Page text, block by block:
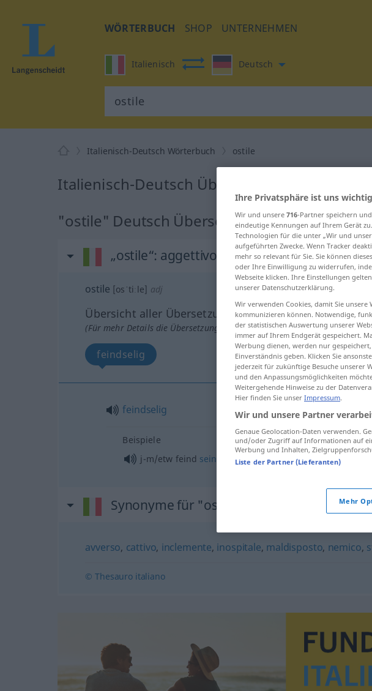
WÖRTERBUCH SHOP UNTERNEHMEN
Italienisch Deutsch
Italienisch-Deutsch Wörterbuch ostile
Italienisch-Deutsch Übersetzung für "ostile"
"ostile" Deutsch Übersetzung
„ostile“: aggettivo
ostile [osˈtiːle] adj
Übersicht aller Übersetzungen
(Für mehr Details die Übersetzung anklicken/antippen)
feindselig
feindselig
Beispiele
j-m/etw feind sein
Synonyme für "ostile"
avverso, cattivo, inclemente, inospitale, maldisposto, nemico,
© Thesauro italiano
Ihre Privatsphäre ist uns wichtig
Wir und unsere 716-Partner speichern
eindeutige Kennungen auf Ihrem Gerät
Technologien für die unter „Wir und
aufgeführten Zwecke. Wenn Tracker
mehr so relevant für Sie. Sie können
oder Ihre Einwilligung zu widerrufen,
Webseite klicken. Ihre Einstellungen
unserer Datenschutzerklärung.
Wir verwenden Cookies, damit Sie
kommunizieren können. Notwendige,
der statistischen Auswertung unserer
immer auf Ihrem Endgerät gespeichert.
Werbung dienen, werden nur
Einverständnis geben. Klicken Sie
jederzeit für zukünftige Besuche unserer
und den Anpassungsmöglichkeiten
Weitergehende Hinweise zu der
Hier finden Sie unser Impressum.
Wir und unsere Partner
Genaue Geolocation-Daten verwenden.
und/oder Zugriff auf Informationen auf
Werbung und Inhalten,
Liste der Partner (Lieferanten)
Mehr